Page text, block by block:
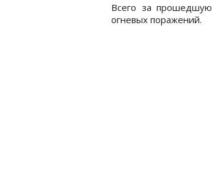
Всего за
огневых поражений.